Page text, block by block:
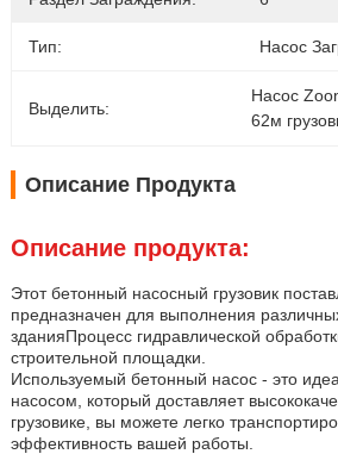
Тип: Насос
Выделить:
Насос
62м
Описание Продукта
Описание продукта:
Этот бетонный насосный грузовик
предназначен для выполнения
зданияПроцесс гидравлической
строительной площадки.
Используемый бетонный насос - это
насосом, который доставляет
грузовике, вы можете легко
эффективность вашей работы.